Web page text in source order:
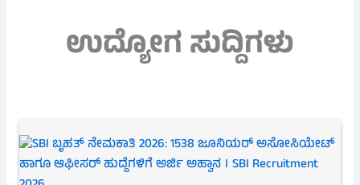
ಉದ್ಯೋಗ ಸುದ್ದಿಗಳು